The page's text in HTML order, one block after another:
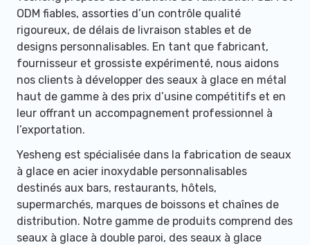
ODM fiables, assorties d’un contrôle qualité
rigoureux, de délais de livraison stables et de
designs personnalisables. En tant que fabricant,
fournisseur et grossiste expérimenté, nous aidons
nos clients à développer des seaux à glace en métal
haut de gamme à des prix d’usine compétitifs et en
leur offrant un accompagnement professionnel à
l’exportation.
Yesheng est spécialisée dans la fabrication de seaux
à glace en acier inoxydable personnalisables
destinés aux bars, restaurants, hôtels,
supermarchés, marques de boissons et chaînes de
distribution. Notre gamme de produits comprend des
seaux à glace à double paroi, des seaux à glace